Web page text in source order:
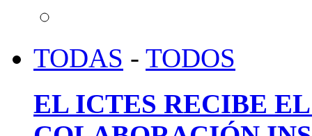
TODAS - TODOS
EL ICTES RECIBE